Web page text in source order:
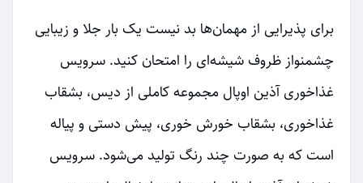
برای پذیرایی از مهمان‌ها بد نیست یک بار جلا و زیبایی
چشمنواز ظروف شیشه‌ای را امتحان کنید. سرویس
غذاخوری آذین اوپال مجموعه کاملی از دیس، بشقاب
غذاخوری، بشقاب خورش خوری، پیش دستی و پیاله
است که به صورت چند رنگ تولید می‌شود. سرویس